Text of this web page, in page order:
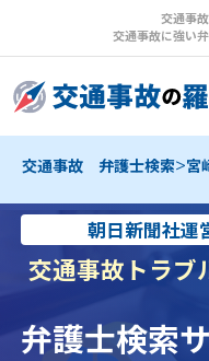
交通事
交通事故に強い
交通事故 弁護士検索>宮
朝日新聞社運
交通事故トラブ
弁護士検索